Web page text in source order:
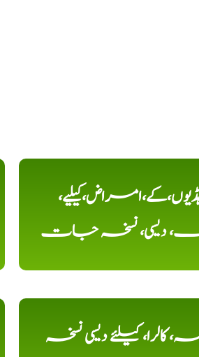
دیسی، نسخہ جات
کالرا، کیلئے دیسی نسخہ